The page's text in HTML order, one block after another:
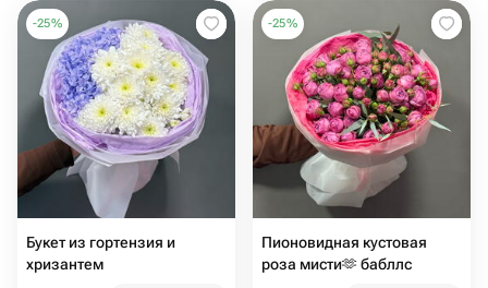
-25%
Букет из гортензия и
хризантем
-25%
Пионовидная кустовая
роза мисти🫶 бабллс ️